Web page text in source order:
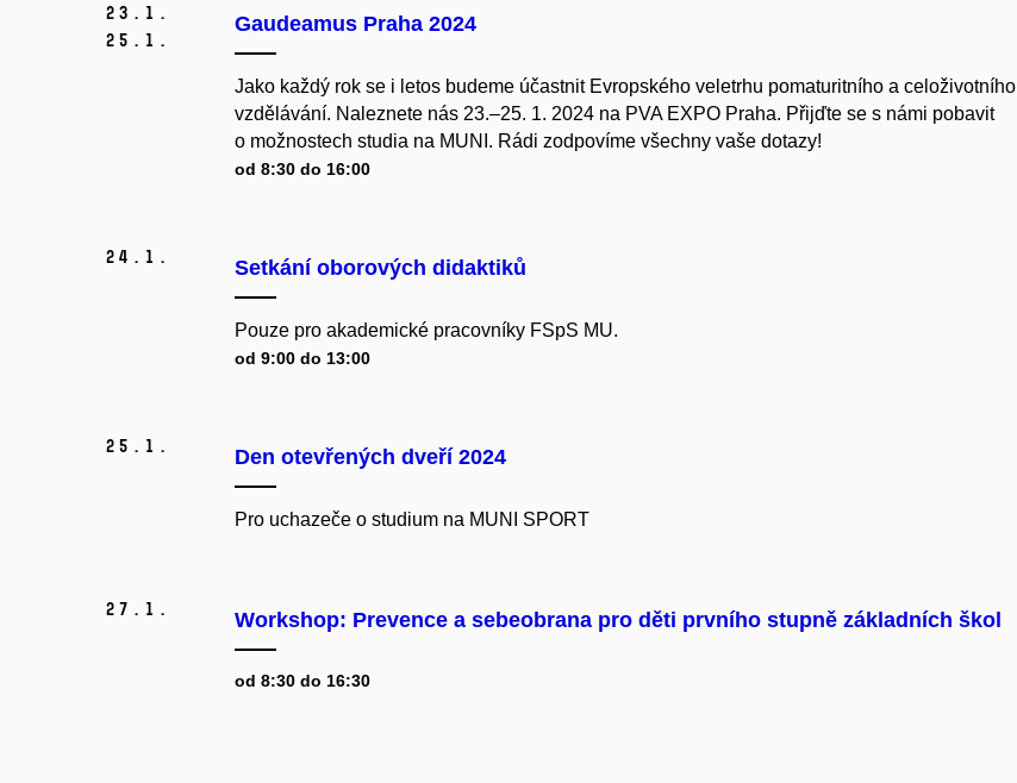
23. 1.
25. 1.
Gaudeamus Praha 2024
Jako každý rok se i letos budeme účastnit Evropského veletrhu pomaturitního a celoživotního
vzdělávání. Naleznete nás 23.–25. 1. 2024 na PVA EXPO Praha. Přijďte se s námi pobavit
o možnostech studia na MUNI. Rádi zodpovíme všechny vaše dotazy!
od 8:30 do 16:00
24. 1. Setkání oborových didaktiků
Pouze pro akademické pracovníky FSpS MU.
od 9:00 do 13:00
25. 1. Den otevřených dveří 2024
Pro uchazeče o studium na MUNI SPORT
27. 1. Workshop: Prevence a sebeobrana pro děti prvního stupně základních škol
od 8:30 do 16:30